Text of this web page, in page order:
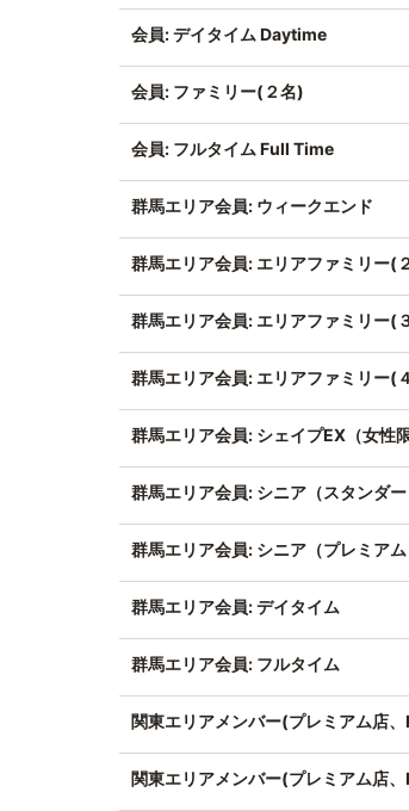
会員: デイタイム Daytime
会員: ファミリー(２名)
会員: フルタイム Full Time
群馬エリア会員: ウィークエンド
群馬エリア会員: エリアファミリー(
群馬エリア会員: エリアファミリー(
群馬エリア会員: エリアファミリー(
群馬エリア会員: シェイプEX（女性限
群馬エリア会員: シニア（スタンダー
群馬エリア会員: シニア（プレミアム
群馬エリア会員: デイタイム
群馬エリア会員: フルタイム
関東エリアメンバー(プレミアム店
関東エリアメンバー(プレミアム店